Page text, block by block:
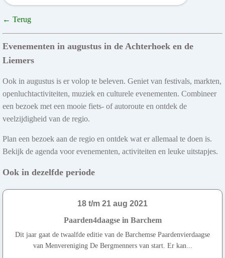
← Terug
Evenementen in augustus in de Achterhoek en de
Liemers
Ook in augustus is er volop te beleven. Geniet van festivals, markten,
openluchtactiviteiten, muziek en culturele evenementen. Combineer
een bezoek met een mooie fiets- of autoroute en ontdek de
veelzijdigheid van de regio.
Plan een bezoek aan de regio en ontdek wat er allemaal te doen is.
Bekijk de agenda voor evenementen, activiteiten en leuke uitstapjes.
Ook in dezelfde periode
18 t/m 21 aug 2021
Paarden4daagse in Barchem
Dit jaar gaat de twaalfde editie van de Barchemse Paardenvierdaagse
van Menvereniging De Bergmenners van start. Er kan...